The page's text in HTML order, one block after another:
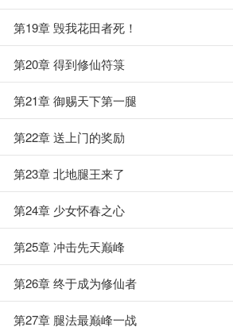
第19章 毁我花田者死！
第20章 得到修仙符箓
第21章 御赐天下第一腿
第22章 送上门的奖励
第23章 北地腿王来了
第24章 少女怀春之心
第25章 冲击先天巅峰
第26章 终于成为修仙者
第27章 腿法最巅峰一战